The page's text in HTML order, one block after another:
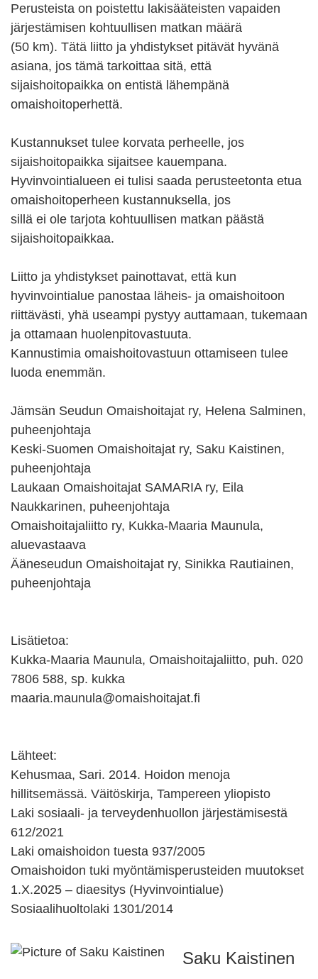
Perusteista on poistettu lakisääteisten vapaiden
järjestämisen kohtuullisen matkan määrä
(50 km). Tätä liitto ja yhdistykset pitävät hyvänä
asiana, jos tämä tarkoittaa sitä, että
sijaishoitopaikka on entistä lähempänä
omaishoitoperhettä.
Kustannukset tulee korvata perheelle, jos
sijaishoitopaikka sijaitsee kauempana.
Hyvinvointialueen ei tulisi saada perusteetonta etua
omaishoitoperheen kustannuksella, jos
sillä ei ole tarjota kohtuullisen matkan päästä
sijaishoitopaikkaa.
Liitto ja yhdistykset painottavat, että kun
hyvinvointialue panostaa läheis- ja omaishoitoon
riittävästi, yhä useampi pystyy auttamaan, tukemaan
ja ottamaan huolenpitovastuuta.
Kannustimia omaishoitovastuun ottamiseen tulee
luoda enemmän.
Jämsän Seudun Omaishoitajat ry, Helena Salminen,
puheenjohtaja
Keski-Suomen Omaishoitajat ry, Saku Kaistinen,
puheenjohtaja
Laukaan Omaishoitajat SAMARIA ry, Eila
Naukkarinen, puheenjohtaja
Omaishoitajaliitto ry, Kukka-Maaria Maunula,
aluevastaava
Ääneseudun Omaishoitajat ry, Sinikka Rautiainen,
puheenjohtaja
Lisätietoa:
Kukka-Maaria Maunula, Omaishoitajaliitto, puh. 020
7806 588, sp. kukka
maaria.maunula@omaishoitajat.fi
Lähteet:
Kehusmaa, Sari. 2014. Hoidon menoja
hillitsemässä. Väitöskirja, Tampereen yliopisto
Laki sosiaali- ja terveydenhuollon järjestämisestä
612/2021
Laki omaishoidon tuesta 937/2005
Omaishoidon tuki myöntämisperusteiden muutokset
1.X.2025 – diaesitys (Hyvinvointialue)
Sosiaalihuoltolaki 1301/2014
Saku Kaistinen